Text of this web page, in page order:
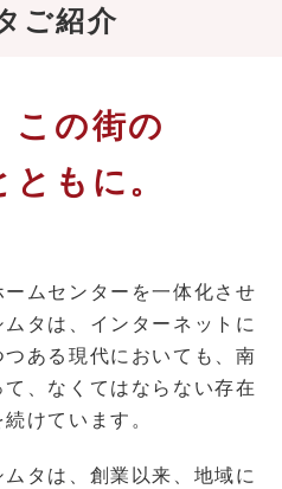
ご紹介
この街の
もに。
ムセンターを一体化させ
タは、 インターネットに
ある現代においても、 南
、なくてはならない存在
けています。
タは、 創業以来、地域に